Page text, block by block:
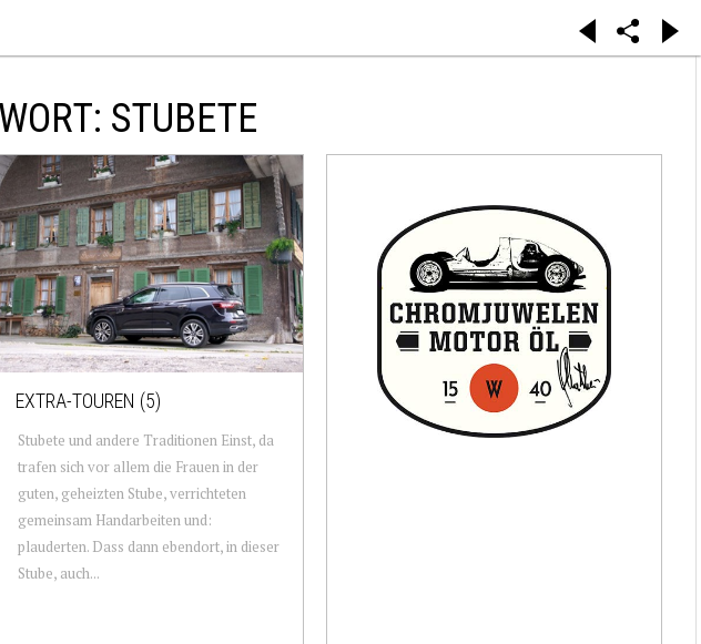
STUBETE
EXTRA-TOUREN (5)
Stubete und andere Traditionen Einst, da
trafen sich vor allem die Frauen in der
guten, geheizten Stube, verrichteten
gemeinsam Handarbeiten und:
plauderten. Dass dann ebendort, in dieser
Stube, auch...